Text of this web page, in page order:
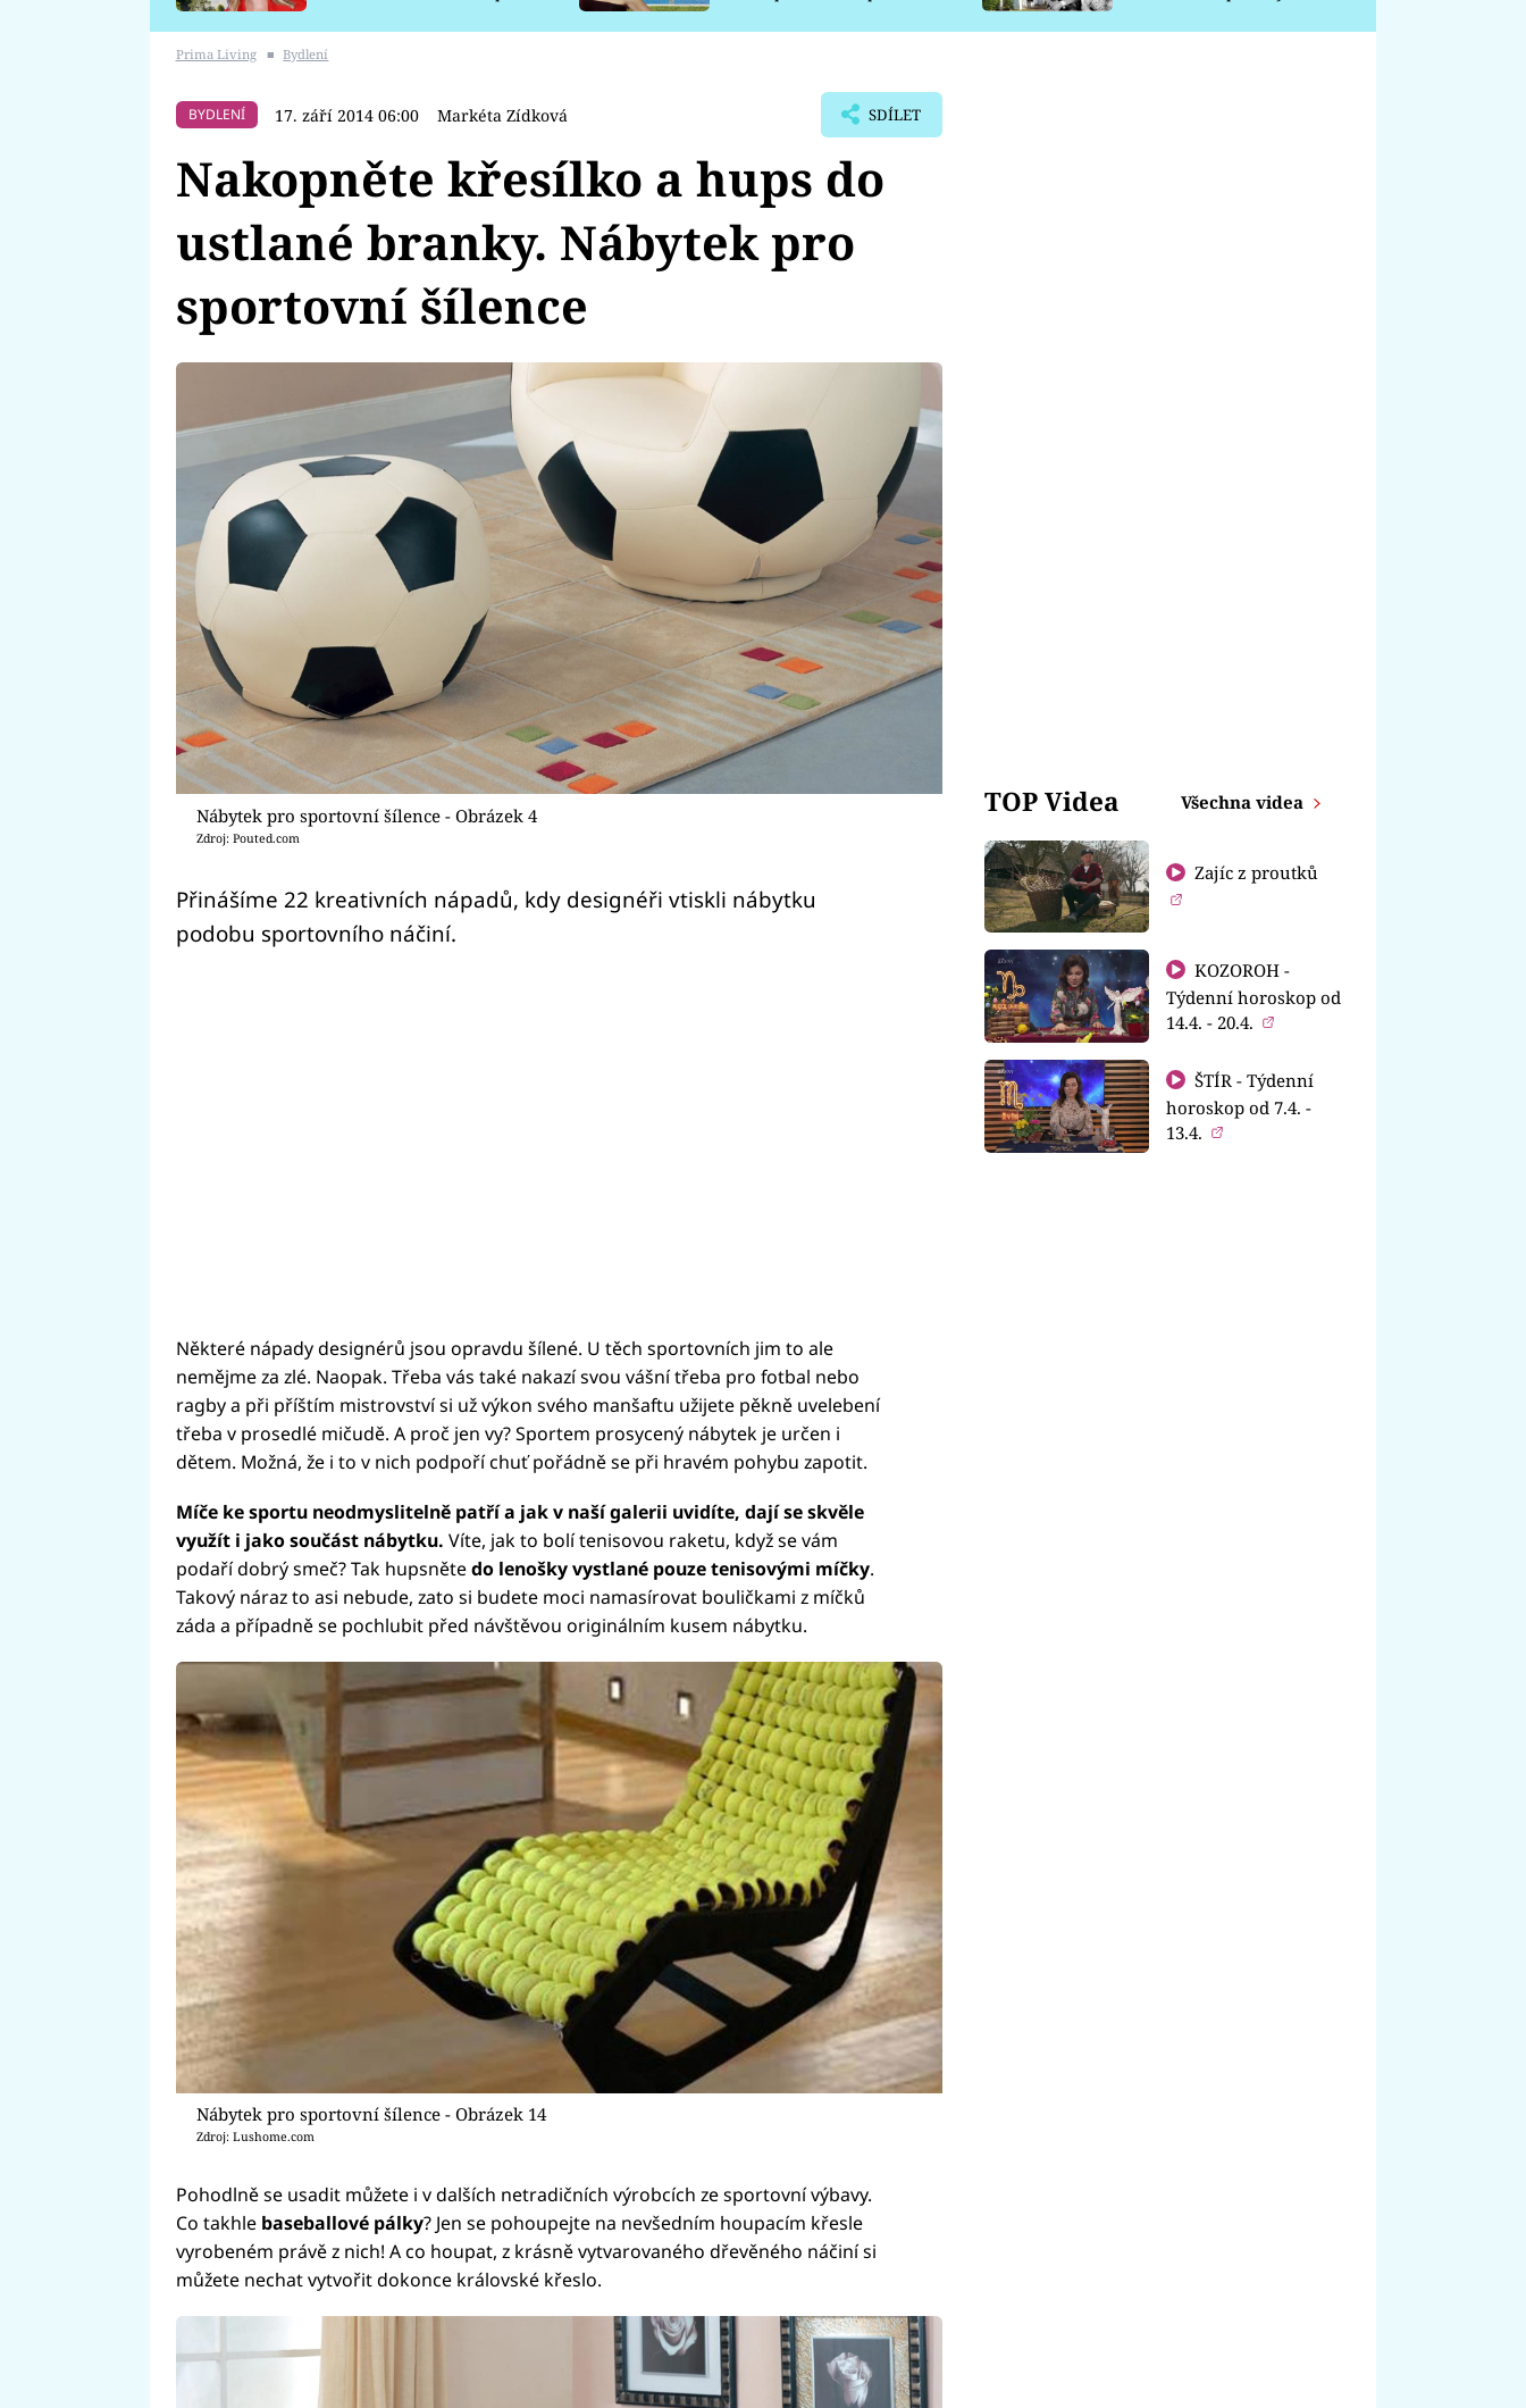
Prima Living ■ Bydlení
BYDLENÍ 17. září 2014 06:00 Markéta Zídková SDÍLET
Nakopněte křesílko a hups do
ustlané branky. Nábytek pro
sportovní šílence
Nábytek pro sportovní šílence - Obrázek 4
Zdroj: Pouted.com
Přinášíme 22 kreativních nápadů, kdy designéři vtiskli nábytku
podobu sportovního náčiní.
Některé nápady designérů jsou opravdu šílené. U těch sportovních jim to ale
nemějme za zlé. Naopak. Třeba vás také nakazí svou vášní třeba pro fotbal nebo
ragby a při příštím mistrovství si už výkon svého manšaftu užijete pěkně uvelebení
třeba v prosedlé mičudě. A proč jen vy? Sportem prosycený nábytek je určen i
dětem. Možná, že i to v nich podpoří chuť pořádně se při hravém pohybu zapotit.
Míče ke sportu neodmyslitelně patří a jak v naší galerii uvidíte, dají se skvěle
využít i jako součást nábytku. Víte, jak to bolí tenisovou raketu, když se vám
podaří dobrý smeč? Tak hupsnětedo lenošky vystlané pouze tenisovými míčky.
Takový náraz to asi nebude, zato si budete moci namasírovat bouličkami z míčků
záda a případně se pochlubit před návštěvou originálním kusem nábytku.
Nábytek pro sportovní šílence - Obrázek 14
Zdroj: Lushome.com
Pohodlně se usadit můžete i v dalších netradičních výrobcích ze sportovní výbavy.
Co takhle baseballové pálky? Jen se pohoupejte na nevšedním houpacím křesle
vyrobeném právě z nich! A co houpat, z krásně vytvarovaného dřevěného náčiní si
můžete nechat vytvořit dokonce královské křeslo.
TOP Videa Všechna videa
Zajíc z proutků
KOZOROH -
Týdenní horoskop od
14.4. - 20.4.
ŠTÍR - Týdenní
horoskop od 7.4. -
13.4.